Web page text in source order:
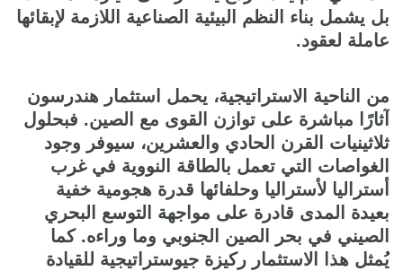
بل يشمل بناء النظم البيئية الصناعية اللازمة لإبقائها
عاملة لعقود.
من الناحية الاستراتيجية، يحمل استثمار هندرسون
آثارًا مباشرة على توازن القوى مع الصين. فبحلول
ثلاثينيات القرن الحادي والعشرين، سيوفر وجود
الغواصات التي تعمل بالطاقة النووية في غرب
أستراليا لأستراليا وحلفائها قدرة هجومية خفية
بعيدة المدى قادرة على مواجهة التوسع البحري
الصيني في بحر الصين الجنوبي وما وراءه. كما
يُمثل هذا الاستثمار ركيزة جيوستراتيجية للقيادة